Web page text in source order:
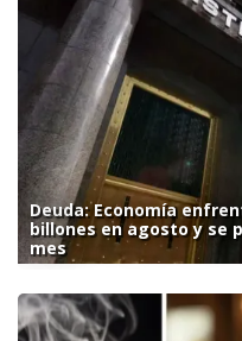
Deuda: Economía
billones en agosto y se
mes